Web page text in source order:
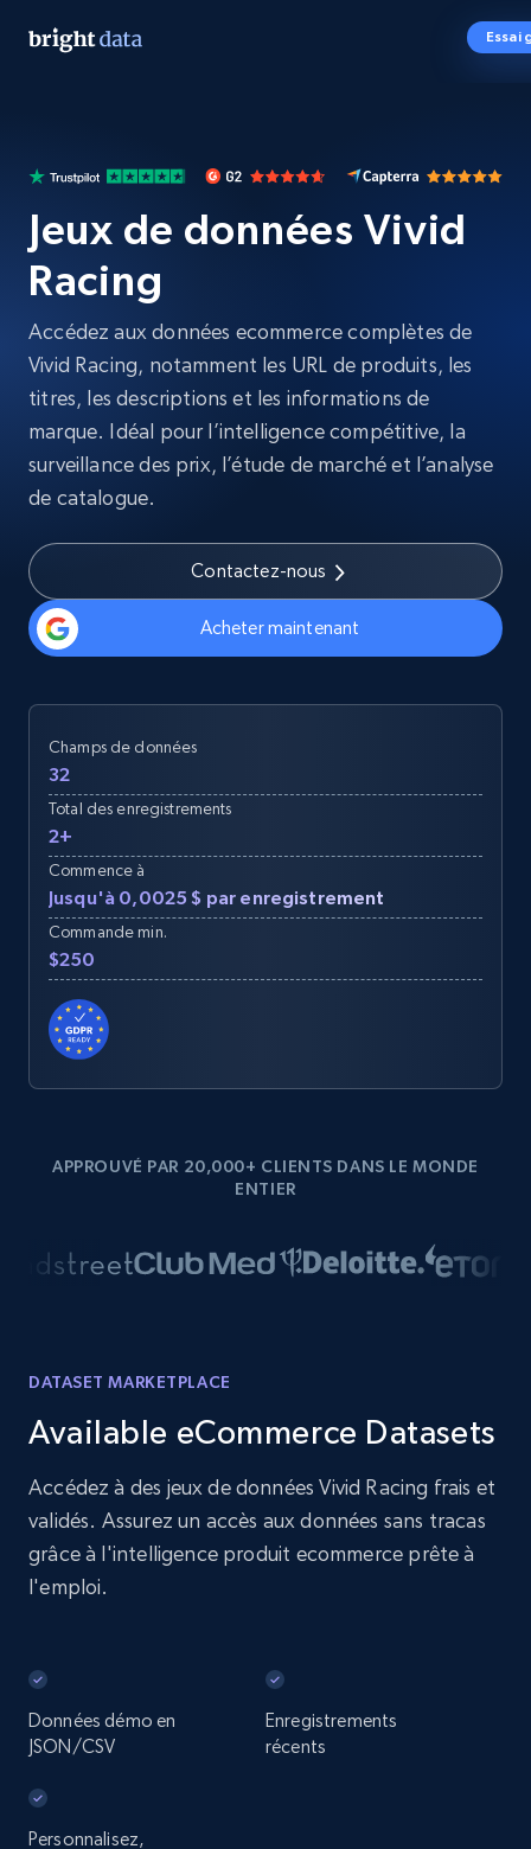
Essai
Jeux de données Vivid
Racing
Accédez aux données ecommerce complètes de
Vivid Racing, notamment les URL de produits, les
titres, les descriptions et les informations de
marque. Idéal pour l’intelligence compétitive, la
surveillance des prix, l’étude de marché et l’analyse
de catalogue.
Contactez-nous
Acheter maintenant
Champs de données
32
Total des enregistrements
2+
Commence à
Jusqu'à 0,0025 $ par enregistrement
Commande min.
$250
APPROUVÉ PAR 20,000+ CLIENTS DANS LE MONDE
ENTIER
DATASET MARKETPLACE
Available eCommerce Datasets
Accédez à des jeux de données Vivid Racing frais et
validés. Assurez un accès aux données sans tracas
grâce à l'intelligence produit ecommerce prête à
l'emploi.
Données démo en
JSON/CSV
Enregistrements
récents
Personnalisez,